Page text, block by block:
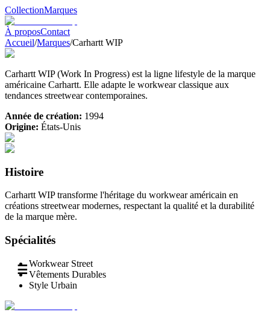
☰
CollectionMarques
À proposContact
Accueil/Marques/Carhartt WIP
Carhartt WIP (Work In Progress) est la ligne lifestyle de la marque
américaine Carhartt. Elle adapte le workwear classique aux
tendances streetwear contemporaines.
Année de création: 1994
Origine: États-Unis
Histoire
Carhartt WIP transforme l'héritage du workwear américain en
créations streetwear modernes, respectant la qualité et la durabilité
de la marque mère.
Spécialités
Workwear Street
Vêtements Durables
Style Urbain